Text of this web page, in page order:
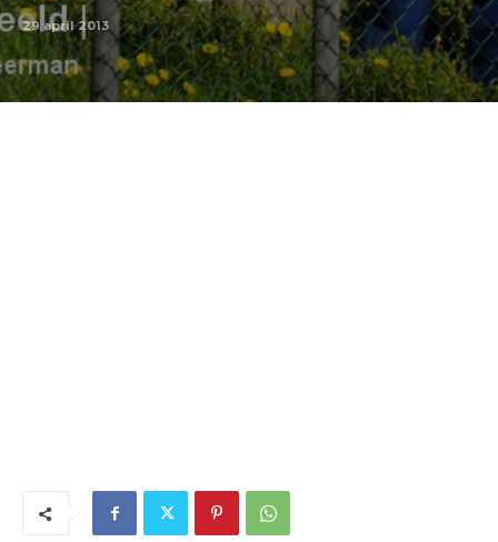
29 april 2013